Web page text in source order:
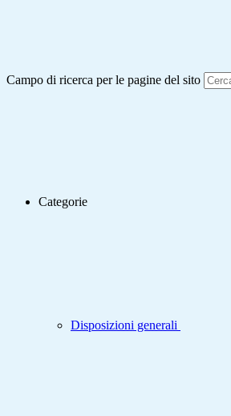
Campo di ricerca per le pagine del sito
Categorie
Disposizioni generali